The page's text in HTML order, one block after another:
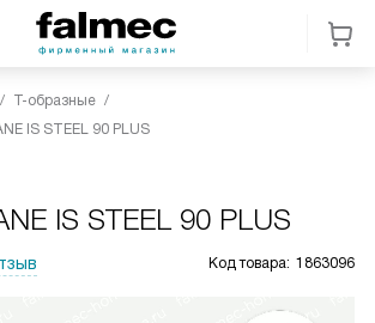
Т-образные
IS STEEL 90 PLUS
IS STEEL 90 PLUS
Код товара: 1863096